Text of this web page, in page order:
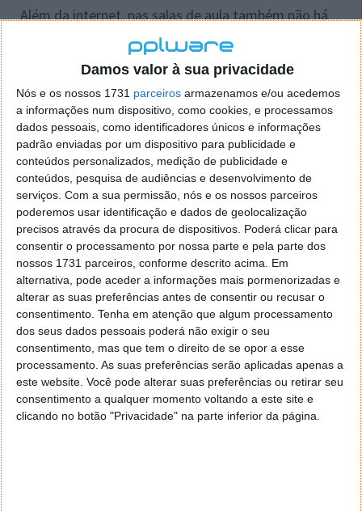
Damos valor à sua privacidade
Nós e os nossos 1731 parceiros armazenamos e/ou acedemos
a informações num dispositivo, como cookies, e processamos
dados pessoais, como identificadores únicos e informações
padrão enviadas por um dispositivo para publicidade e
conteúdos personalizados, medição de publicidade e
conteúdos, pesquisa de audiências e desenvolvimento de
serviços. Com a sua permissão, nós e os nossos parceiros
poderemos usar identificação e dados de geolocalização
precisos através da procura de dispositivos. Poderá clicar para
consentir o processamento por nossa parte e pela parte dos
nossos 1731 parceiros, conforme descrito acima. Em
alternativa, pode aceder a informações mais pormenorizadas e
alterar as suas preferências antes de consentir ou recusar o
consentimento. Tenha em atenção que algum processamento
dos seus dados pessoais poderá não exigir o seu
consentimento, mas que tem o direito de se opor a esse
processamento. As suas preferências serão aplicadas apenas a
este website. Você pode alterar suas preferências ou retirar seu
consentimento a qualquer momento voltando a este site e
clicando no botão "Privacidade" na parte inferior da página.
Além da internet, nas salas de aula também não há
tomadas para carregamento de equipamentos e nem
todos os equipamentos podem ter capacidade para
os conteúdos digitais ou que estes sejam
descarregados para serem consultados offline.
“Há vantagens, mas como não temos infraestrutura,
não conseguimos apoiar a 100% a transição digital
neste caso específico”, concluiu a presidente da
Confap.
Este artigo tem mais de um ano
Acompanhe o Pplware no Google Notícias
Proponha uma correção, faça uma sugestão